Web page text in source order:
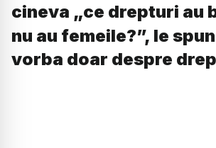
cineva „ce drepturi au
nu au femeile?”, le
vorba doar despre